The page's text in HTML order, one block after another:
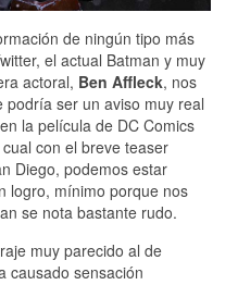
de ningún tipo más
el actual Batman y muy
actoral, Ben Affleck, nos
podría ser un aviso muy real
la película de DC Comics
con el breve teaser
Diego, podemos estar
logro, mínimo porque nos
se nota bastante rudo.
muy parecido al de
causado sensación